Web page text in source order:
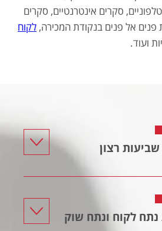
סקרים אינטרנטיים, סקרים
לקוח
ועוד.
רצון
לקוח ונתח שוק